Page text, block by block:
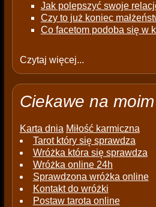
Jak polepszyć swoje
Czy to już koniec
Co facetom podoba się w
Czytaj więcej...
Ciekawe na
Karta dnia Miłość karmiczna
Tarot który się sprawdza
Wróżka która się sprawdza
Wróżka online 24h
Sprawdzona wróżka online
Kontakt do wróżki
Postaw tarota online